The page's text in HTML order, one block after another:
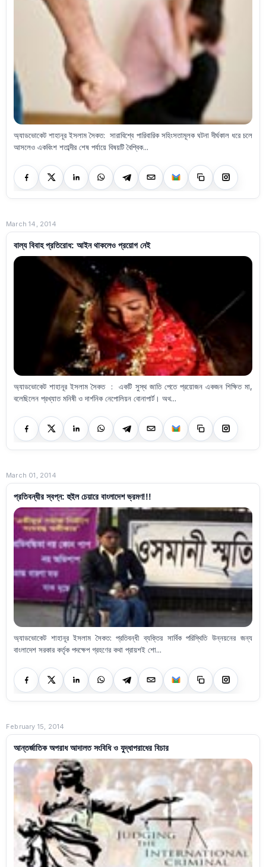
অ্যাডভোকেট শাহানূর ইসলাম সৈকত: সারাবিশ্বে পারিবারিক সহিংসতামূলক ঘটনা দীর্ঘকাল ধরে চলে
আসলেও একবিংশ শতাব্দীর শেষ পর্যায়ে বিষয়টি বৈশ্বিক...
March 14, 2014
বাল্য বিবাহ প্রতিরোধ: আইন থাকলেও প্রয়োগ নেই
অ্যাডভোকেট শাহানূর ইসলাম সৈকত : একটি সুস্থ জাতি পেতে প্রয়োজন একজন শিক্ষিত মা,
বলেছিলেন প্রখ্যাত মনিষী ও দার্শনিক নেপোলিয়ন বোনাপার্ট। অথ...
March 01, 2014
প্রতিবন্ধীর স্বপ্ন: হুইল চেয়ারে বাংলাদেশ ভ্রমণ!!!
অ্যাডভোকেট শাহানূর ইসলাম সৈকত: প্রতিবন্ধী ব্যক্তির সার্বিক পরিস্থিতি উন্নয়নের জন্য
বাংলাদেশ সরকার কর্তৃক পদক্ষেপ গ্রহণের কথা প্রায়শই শো...
February 15, 2014
আন্তর্জাতিক অপরাধ আদালত সংবিধি ও যুদ্ধাপরাধের বিচার